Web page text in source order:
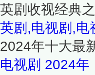
英剧收视经典
英剧,电视剧,电
2024年十大最
电视剧 2024年